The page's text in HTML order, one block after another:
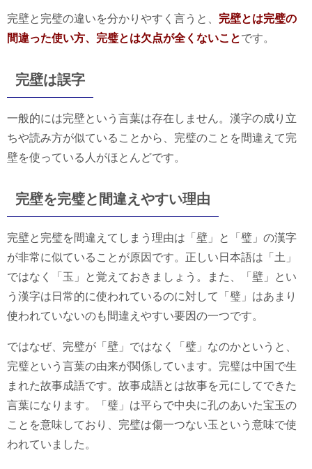
完壁と完璧の違いを分かりやすく言うと、 完壁とは完璧の
間違った使い方、完璧とは欠点が全くないことです。
完壁は誤字
一般的には完壁という言葉は存在しません。漢字の成り立
ちや読み方が似ていることから、完璧のことを間違えて完
壁を使っている人がほとんどです。
完壁を完璧と間違えやすい理由
完壁と完璧を間違えてしまう理由は「壁」と「璧」の漢字
が非常に似ていることが原因です。正しい日本語は「土」
ではなく「玉」と覚えておきましょう。また、「壁」とい
う漢字は日常的に使われているのに対して「璧」はあまり
使われていないのも間違えやすい要因の一つです。
ではなぜ、完璧が「壁」ではなく「璧」なのかというと、
完璧という言葉の由来が関係しています。完璧は中国で生
まれた故事成語です。故事成語とは故事を元にしてできた
言葉になります。「璧」は平らで中央に孔のあいた宝玉の
ことを意味しており、完璧は傷一つない玉という意味で使
われていました。